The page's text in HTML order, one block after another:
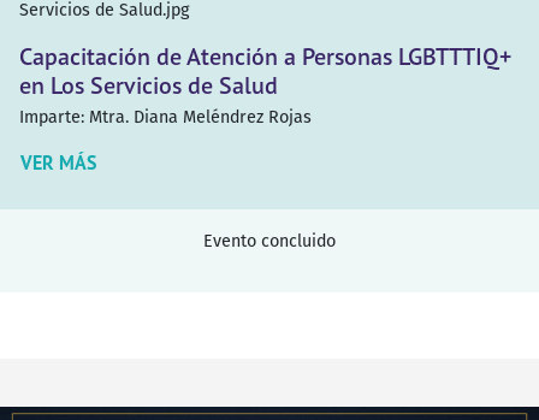
Servicios de Salud.jpg
Capacitación de Atención a Personas LGBTTTIQ+
en Los Servicios de Salud
Imparte: Mtra. Diana Meléndrez Rojas
VER MÁS
Evento concluido